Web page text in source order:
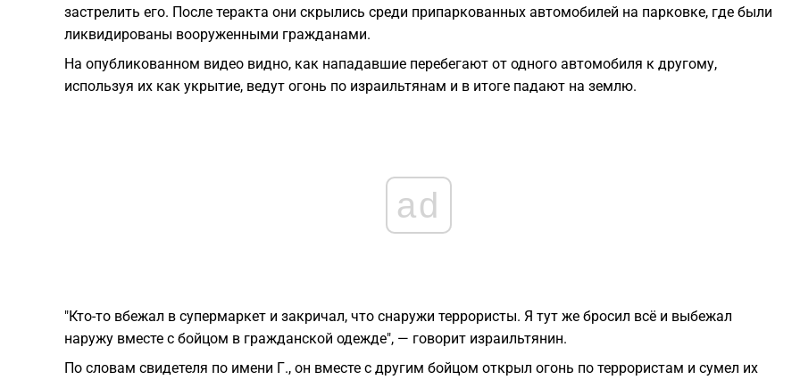
застрелить его. После теракта они скрылись среди припаркованных автомобилей на парковке, где были
ликвидированы вооруженными гражданами.
На опубликованном видео видно, как нападавшие перебегают от одного автомобиля к другому,
используя их как укрытие, ведут огонь по израильтянам и в итоге падают на землю.
ad
"Кто-то вбежал в супермаркет и закричал, что снаружи террористы. Я тут же бросил всё и выбежал
наружу вместе с бойцом в гражданской одежде", — говорит израильтянин.
По словам свидетеля по имени Г., он вместе с другим бойцом открыл огонь по террористам и сумел их